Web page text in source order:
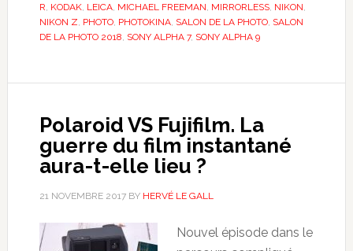
R KODAK, LEICA, MICHAEL FREEMAN MIRRORLESS, NIKON
NIKON Z PHOTO, PHOTOKINA, SALON DE LA PHOTO, SALON
DE LA PHOTO 2018 SONY ALPHA 7, SONY ALPHA 9
Polaroid VS Fujifilm. La
guerre du film instantané
aura-t-elle lieu ?
21 NOVEMBRE 2017BY HERVÉ LE GALL
Nouvel épisode dans le